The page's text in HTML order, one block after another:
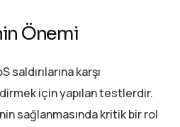
Önemi
saldırılarına karşı
için yapılan testlerdir.
sağlanmasında kritik bir rol